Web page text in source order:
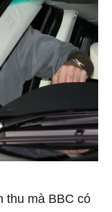
thu mà BBC có